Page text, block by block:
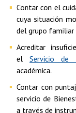
Contar con el
cuya situación
del grupo
Acreditar
el Servicio de
académica.
Contar con
servicio de
a través de